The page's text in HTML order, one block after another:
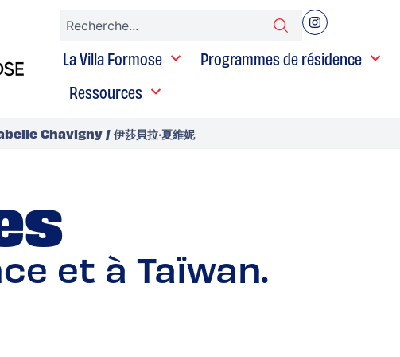
La Villa Formose Programmes de résidence
Ressources
Chavigny / 伊莎貝拉‧夏維妮
et à Taïwan.